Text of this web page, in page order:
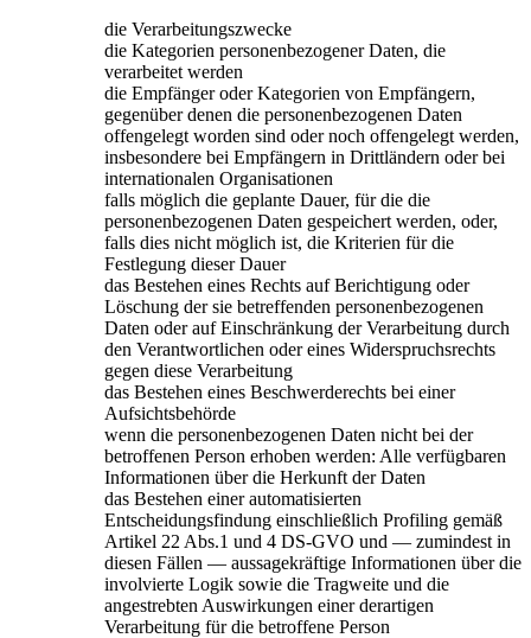
die Verarbeitungszwecke
die Kategorien personenbezogener Daten, die
verarbeitet werden
die Empfänger oder Kategorien von Empfängern,
gegenüber denen die personenbezogenen Daten
offengelegt worden sind oder noch offengelegt werden,
insbesondere bei Empfängern in Drittländern oder bei
internationalen Organisationen
falls möglich die geplante Dauer, für die die
personenbezogenen Daten gespeichert werden, oder,
falls dies nicht möglich ist, die Kriterien für die
Festlegung dieser Dauer
das Bestehen eines Rechts auf Berichtigung oder
Löschung der sie betreffenden personenbezogenen
Daten oder auf Einschränkung der Verarbeitung durch
den Verantwortlichen oder eines Widerspruchsrechts
gegen diese Verarbeitung
das Bestehen eines Beschwerderechts bei einer
Aufsichtsbehörde
wenn die personenbezogenen Daten nicht bei der
betroffenen Person erhoben werden: Alle verfügbaren
Informationen über die Herkunft der Daten
das Bestehen einer automatisierten
Entscheidungsfindung einschließlich Profiling gemäß
Artikel 22 Abs.1 und 4 DS-GVO und — zumindest in
diesen Fällen — aussagekräftige Informationen über die
involvierte Logik sowie die Tragweite und die
angestrebten Auswirkungen einer derartigen
Verarbeitung für die betroffene Person